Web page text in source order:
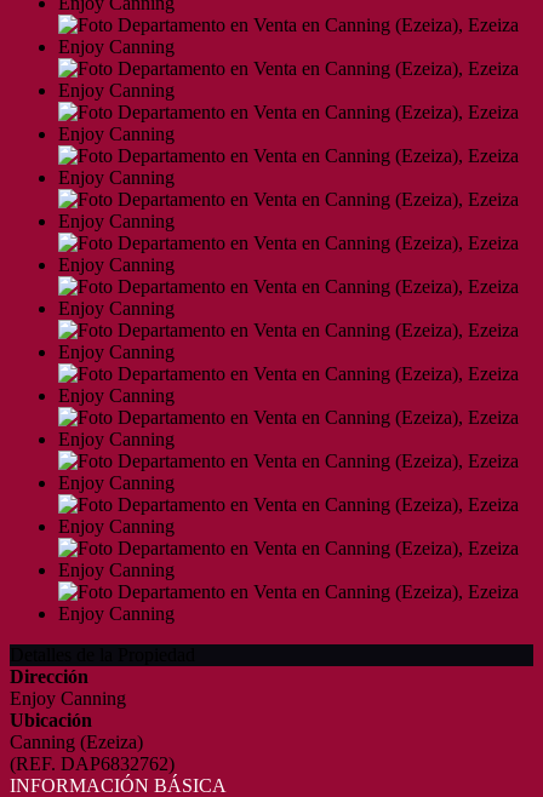
Dirección
Enjoy Canning
Ubicación
Canning (Ezeiza)
(REF. DAP6832762)
INFORMACIÓN BÁSICA